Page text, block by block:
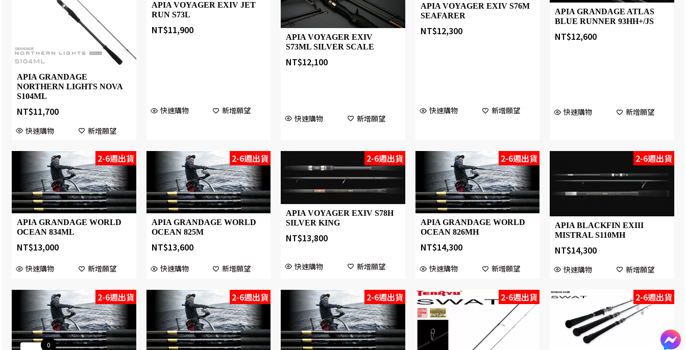
APIA GRANDAGE
NORTHERN LIGHTS NOVA
S104ML
NT$11,700
快速購物 新增願望
APIA VOYAGER EXIV JET
RUN S73L
NT$11,900
快速購物 新增願望
APIA VOYAGER EXIV
S73ML SILVER SCALE
NT$12,100
快速購物 新增願望
APIA VOYAGER EXIV S76M
SEAFARER
NT$12,300
快速購物 新增願望
APIA GRANDAGE ATLAS
BLUE RUNNER 93HH+/JS
NT$12,600
快速購物 新增願望
2-6週出貨
APIA GRANDAGE WORLD
OCEAN 834ML
NT$13,000
快速購物 新增願望
2-6週出貨
APIA GRANDAGE WORLD
OCEAN 825M
NT$13,600
快速購物 新增願望
2-6週出貨
APIA VOYAGER EXIV S78H
SILVER KING
NT$13,800
快速購物 新增願望
2-6週出貨
APIA GRANDAGE WORLD
OCEAN 826MH
NT$14,300
快速購物 新增願望
2-6週出貨
APIA BLACKFIN EXIII
MISTRAL S110MH
NT$14,300
快速購物 新增願望
2-6週出貨 2-6週出貨 2-6週出貨 2-6週出貨 2-6週出貨
0